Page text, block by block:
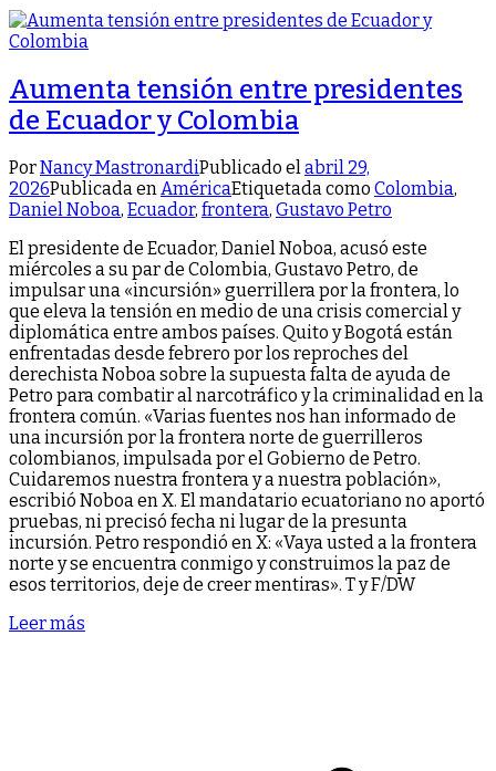
Aumenta tensión entre presidentes
de Ecuador y Colombia
PorNancy MastronardiPublicado elabril 29,
2026Publicada enAméricaEtiquetada como Colombia,
Daniel Noboa, Ecuador, frontera, Gustavo Petro
El presidente de Ecuador, Daniel Noboa, acusó este
miércoles a su par de Colombia, Gustavo Petro, de
impulsar una «incursión» guerrillera por la frontera, lo
que eleva la tensión en medio de una crisis comercial y
diplomática entre ambos países. Quito y Bogotá están
enfrentadas desde febrero por los reproches del
derechista Noboa sobre la supuesta falta de ayuda de
Petro para combatir al narcotráfico y la criminalidad en la
frontera común. «Varias fuentes nos han informado de
una incursión por la frontera norte de guerrilleros
colombianos, impulsada por el Gobierno de Petro.
Cuidaremos nuestra frontera y a nuestra población»,
escribió Noboa en X. El mandatario ecuatoriano no aportó
pruebas, ni precisó fecha ni lugar de la presunta
incursión. Petro respondió en X: «Vaya usted a la frontera
norte y se encuentra conmigo y construimos la paz de
esos territorios, deje de creer mentiras». T y F/DW
Leer más